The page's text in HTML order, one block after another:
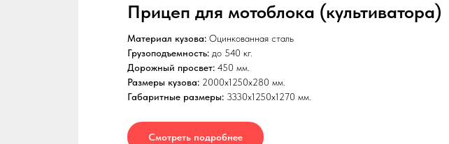
Прицеп для мотоблока (культиватора)
Материал кузова: Оцинкованная сталь
Грузоподъемность: до 540 кг.
Дорожный просвет: 450 мм.
Размеры кузова: 2000x1250x280 мм.
Габаритные размеры: 3330x1250x1270 мм.
Смотреть подробнее